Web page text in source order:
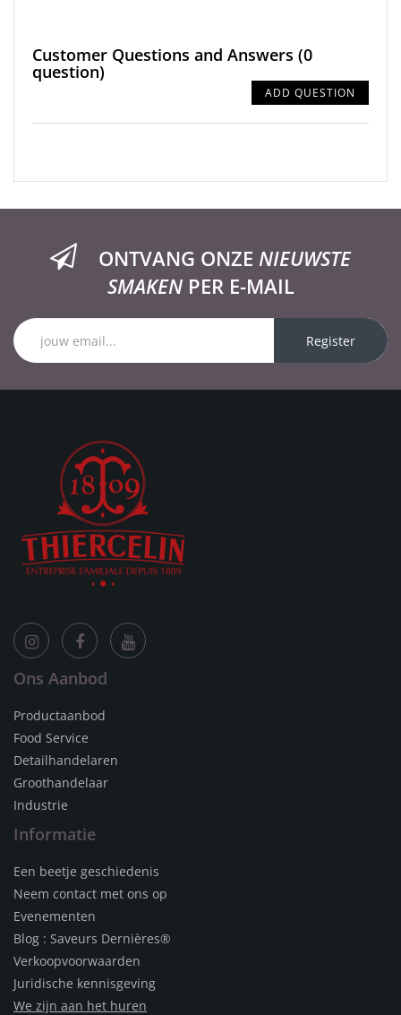
Customer Questions and Answers (0
question)
ADD QUESTION
ONTVANG ONZE NIEUWSTE
SMAKENPER E-MAIL
Register
Ons Aanbod
Productaanbod
Food Service
Detailhandelaren
Groothandelaar
Industrie
Informatie
Een beetje geschiedenis
Neem contact met ons op
Evenementen
Blog : Saveurs Dernières®
Verkoopvoorwaarden
Juridische kennisgeving
We zijn aan het huren